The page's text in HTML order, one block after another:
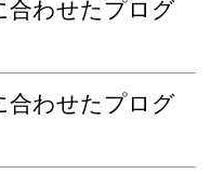
合わせたプログ
合わせたプログ